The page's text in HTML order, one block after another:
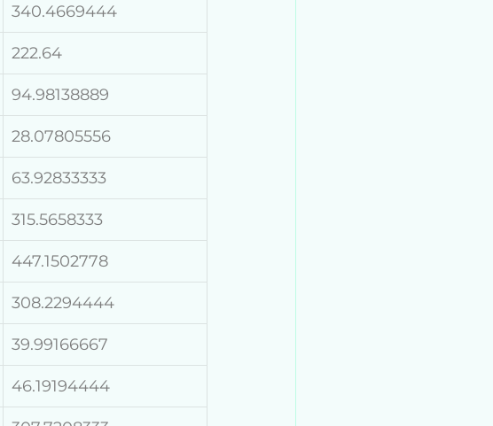
340.4669444
222.64
94.98138889
28.07805556
63.92833333
315.5658333
447.1502778
308.2294444
39.99166667
46.19194444